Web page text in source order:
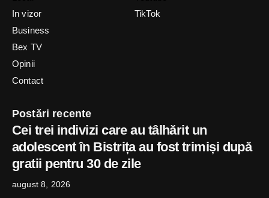
In vizor
Business
Bex TV
Opinii
Contact
TikTok
Postări recente
Cei trei indivizi care au tâlhărit un
adolescent în Bistrița au fost trimiși după
gratii pentru 30 de zile
august 8, 2026